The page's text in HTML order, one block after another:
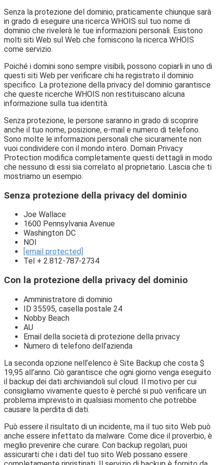
Senza la protezione del dominio, praticamente chiunque sarà
in grado di eseguire una ricerca WHOIS sul tuo nome di
dominio che rivelerà le tue informazioni personali. Esistono
molti siti Web sul Web che forniscono la ricerca WHOIS
come servizio.
Poiché i domini sono sempre visibili, possono copiarli in uno di
questi siti Web per verificare chi ha registrato il dominio
specifico. La protezione della privacy del dominio garantisce
che queste ricerche WHOIS non restituiscano alcuna
informazione sulla tua identità.
Senza protezione, le persone saranno in grado di scoprire
anche il tuo nome, posizione, e-mail e numero di telefono.
Sono molte le informazioni personali che sicuramente non
vuoi condividere con il mondo intero. Domain Privacy
Protection modifica completamente questi dettagli in modo
che nessuno di essi sia correlato al proprietario. Lascia che ti
mostriamo un esempio:
Senza protezione della privacy del dominio
Joe Wallace
1600 Pennsylvania Avenue
Washington DC
NOI
[email protected]
Tel + 2.812-787-2734
Con la protezione della privacy del dominio
Amministratore di dominio
ID 35595, casella postale 24
Nobby Beach
AU
Email della società di protezione della privacy
Numero di telefono dell’azienda
La seconda opzione nell’elenco è Site Backup che costa $
19,95 all’anno. Ciò garantisce che ogni giorno venga eseguito
il backup dei dati archiviandoli sul cloud. Il motivo per cui
consigliamo vivamente questo è perché si può verificare un
problema imprevisto in qualsiasi momento che potrebbe
causare la perdita di dati.
Può essere il risultato di un incidente, ma il tuo sito Web può
anche essere infettato da malware. Come dice il proverbio, è
meglio prevenire che curare. Con backup regolari, puoi
assicurarti che i dati del tuo sito Web possano essere